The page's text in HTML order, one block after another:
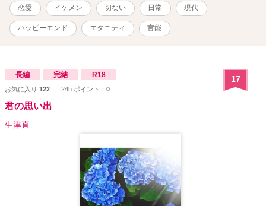
恋愛 イケメン 切ない 日常 現代
ハッピーエンド エタニティ 官能
長編 完結 R18
お気に入り:122 24h.ポイント： 0
17
君の思い出
生津直